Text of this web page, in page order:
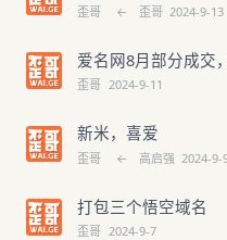
歪哥 ← 歪哥 2024-9-13
爱名网8月部分成交
歪哥 2024-9-11
新米，喜爱
歪哥 ← 高启强 2024-9-
打包三个悟空域名
歪哥 2024-9-7